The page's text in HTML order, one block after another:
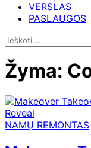
VERSLAS
PASLAUGOS
Ieškoti:
Žyma:
NAMŲ REMONTAS